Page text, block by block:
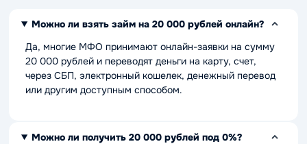
Можно ли взять займ на 20 000 рублей онлайн?
Да, многие МФО принимают онлайн-заявки на сумму
20 000 рублей и переводят деньги на карту, счет,
через СБП, электронный кошелек, денежный перевод
или другим доступным способом.
Можно ли получить 20 000 рублей под 0%?